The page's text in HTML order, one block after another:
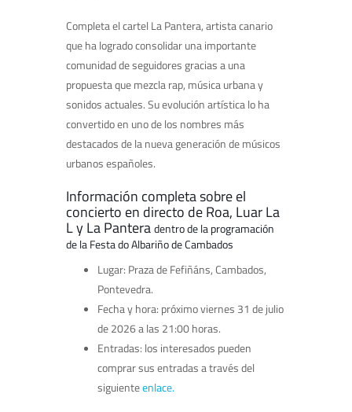
Completa el cartel La Pantera, artista canario
que ha logrado consolidar una importante
comunidad de seguidores gracias a una
propuesta que mezcla rap, música urbana y
sonidos actuales. Su evolución artística lo ha
convertido en uno de los nombres más
destacados de la nueva generación de músicos
urbanos españoles.
Información completa sobre el
concierto en directo de Roa, Luar La
L y La Panteradentro de la programación
de la Festa do Albariño de Cambados
Lugar: Praza de Fefiñáns, Cambados,
Pontevedra.
Fecha y hora: próximo viernes 31 de julio
de 2026 a las 21:00 horas.
Entradas: los interesados pueden
comprar sus entradas a través del
siguienteenlace.